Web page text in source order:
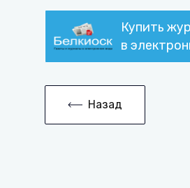
Купить
в
Назад